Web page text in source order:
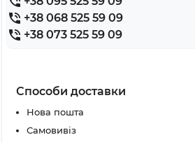
+38 068 525 59 09
+38 073 525 59 09
Способи доставки
Нова пошта
Самовивіз